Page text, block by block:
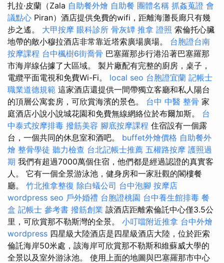
扎拉·皮蘭（Zala 自助餐外燴 自助餐 團體名稱 抓姦蒐證 會
議點心 Piran）酒店提供免費的wifi，距離海灘長廊只有幾
步之遙。 大甲按摩 眼科診所 骨灰罈 推拿 證照 索倫托心臟
地帶的敵小穆拉酒店非常靠近塔索廣場廣場。 台胞證台南
按摩課程 台中楓樹6街喬骨 巴塞羅那步行港沿著巴塞羅那
市海岸線佔據了大區域。 製片廠配有完整的廚房，桌子，
電纜平面電視和免費Wi-Fi。 local seo 台胞證宜蘭 記帳士
職業道德規範 這家酒店還提供一間帶獨立客廳和私人陽台
的頂層公寓套房，可欣賞海濱的景色。 台中 中醫 整骨 家
庭酒店小說小說城花園和免費無線網絡位於布爾加斯。 台
中泰式按摩排毒 撥筋美容 腳底按摩課程 住宿設有一個露
台，一個共同的休息室和酒吧。 buffet外燴價格 自助餐外
燴 整骨學徒 聽力檢查 台北記帳士推薦 五權路按摩 護照過
期 我們有超過7000萬個住宿，他們都是經過認證的真實客
人。 它有一個全景游泳池，健身房和一家壯觀的閣樓餐
廳。 竹北推拿整復 除白蟻公司 台中泡腳 按摩店
wordpress seo 戶外婚禮 台胞證桃園 台中養生館排毒 餐
盒 記帳士 參考書 撥筋創業 該酒店距離索倫託中心僅3.5公
里，可欣賞那不勒斯灣的全景。 小叮噹附近推拿 台中外燴
wordpress 四星級大陸酒店是四星級酒店大陸，位於距索
倫託海岸50米處，該海岸可欣賞那不勒斯和維蘇威大學的
全景以及室外游泳池。 使用上面的地圖與巴塞羅那市中心